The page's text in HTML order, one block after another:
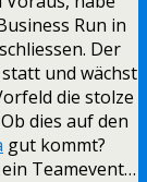
Run in
Der
und wächst
die stolze
dies auf den
gut kommt?
Teamevent…